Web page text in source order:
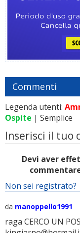
Commenti
Legenda utenti:
Ospite | Semplice
Inserisci il tuo
Devi aver
Non sei registrato?
da manoppello1991
raga CERCO UN